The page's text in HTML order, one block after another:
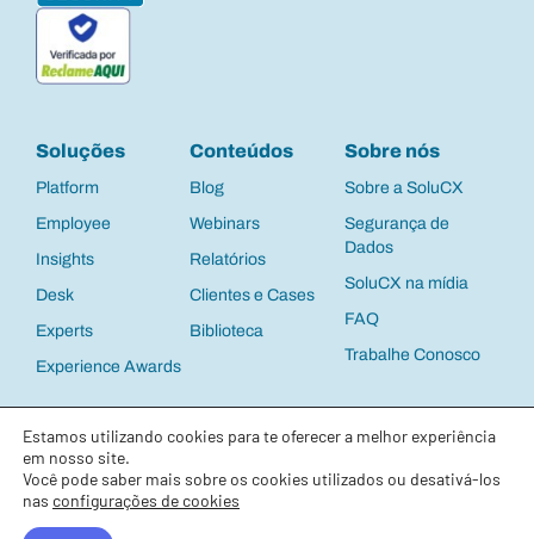
Soluções
Platform
Employee
Insights
Desk
Experts
Experience Awards
Conteúdos
Blog
Webinars
Relatórios
Clientes e Cases
Biblioteca
Sobre nós
Sobre a SoluCX
Segurança de
Dados
SoluCX na mídia
FAQ
Trabalhe Conosco
2025 SoluCX | CNPJ: 13.537.122/0001-63 |
Todos os direitos reservados
Net Promoter, Net Promoter System, Net Promoter Score, NPS and the NPS-
Estamos utilizando cookies para te oferecer a melhor experiência
em nosso site.
Você pode saber mais sobre os cookies utilizados ou desativá-los
nas configurações de cookies